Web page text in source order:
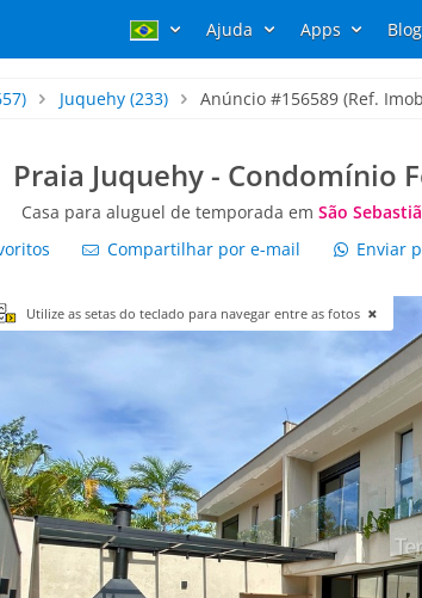
Ajuda Apps Blog
Juquehy(233) Anúncio #156589 (Ref.
Praia Juquehy - Condomínio
Casa para aluguel de temporada em São
Compartilhar por e-mail Enviar
Utilize as setas do teclado para navegar entre as fotos